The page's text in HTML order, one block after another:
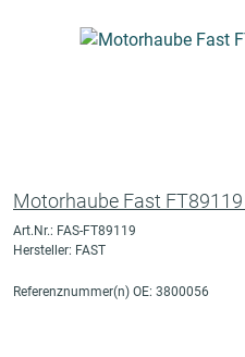
Motorhaube Fast
Art.Nr.: FAS-FT89119
Hersteller: FAST
Referenznummer(n) OE: 3800056